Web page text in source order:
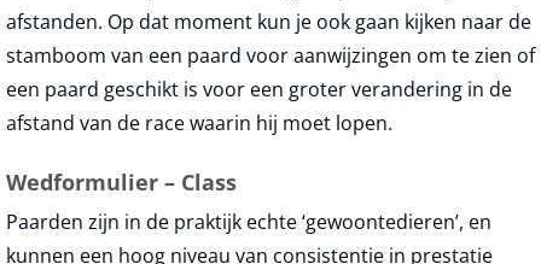
afstanden. Op dat moment kun je ook gaan kijken naar de
stamboom van een paard voor aanwijzingen om te zien of
een paard geschikt is voor een groter verandering in de
afstand van de race waarin hij moet lopen.
Wedformulier – Class
Paarden zijn in de praktijk echte ‘gewoontedieren’, en
kunnen een hoog niveau van consistentie in prestatie